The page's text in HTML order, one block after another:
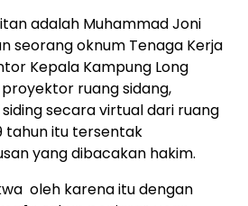
adalah Muhammad Joni
seorang oknum Tenaga Kerja
Kepala Kampung Long
ruang sidang,
secara virtual dari ruang
tahun itu tersentak
yang dibacakan hakim.
oleh karena itu dengan